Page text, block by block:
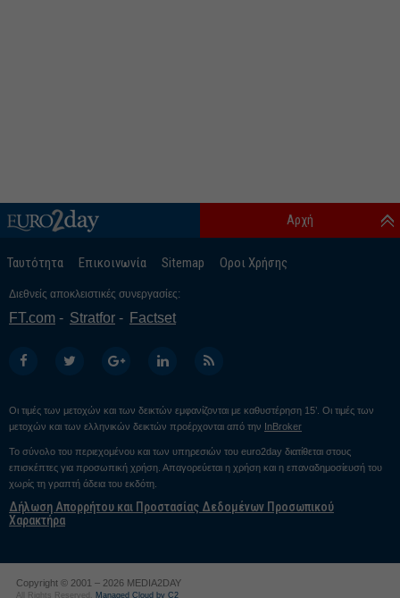
Ταυτότητα Επικοινωνία Sitemap Οροι Χρήσης
Αρχή
Διεθνείς αποκλειστικές συνεργασίες:
FT.com Stratfor Factset
Οι τιμές των μετοχών και των δεικτών εμφανίζονται με καθυστέρηση 15’. Οι τιμές των
μετοχών και των ελληνικών δεικτών προέρχονται από την InBroker
Το σύνολο του περιεχομένου και των υπηρεσιών του euro2day διατίθεται στους
επισκέπτες για προσωπική χρήση. Απαγορεύεται η χρήση και η επαναδημοσίευσή του
χωρίς τη γραπτή άδεια του εκδότη.
Δήλωση Απορρήτου και Προστασίας Δεδομένων Προσωπικού
Χαρακτήρα
Copyright © 2001 – 2026 MEDIA2DAY
All Rights Reserved. Managed Cloud by C2